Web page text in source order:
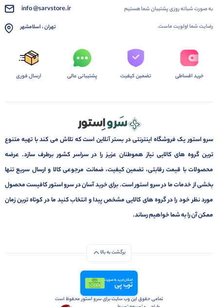
به صورت شبانه روزی پشتیبان شما هستیم
رضایت شما اولویت ماست.
info @sarvstore.ir
تهران ، اسلامشهر
خرید اقساطی تضمین کیفیت پشتیبانی عالی ارسال فوری
سرو استور یک فروشگاه اینترنتی در بستر آنلاین است که تلاش می کند با تهیه متنوع
ترین گروه های کالایی نیاز هموطنان عزیز را در سراسر کشور برطرف سازد. عرضه
محصولات با قیمت رقابتی، تضمین کیفیت، ضمانت مرجوعی کالا و ارسال سریع تنها
بخشی از خدمات ما در سرو استور است. برای خرید آسان در سرو استور کافیست محصول
مورد نظر خود را در گروه های کالایی مشخص پیدا و انتخاب کنید ما در کوتاه ترین زمان
ممکن آن را به شما خواهیم رساند.
برگشت به بالا
امکان خرید به صورت
ترب پی
تمامی حقوق این وب سایت برای سرو استور محفوظ است